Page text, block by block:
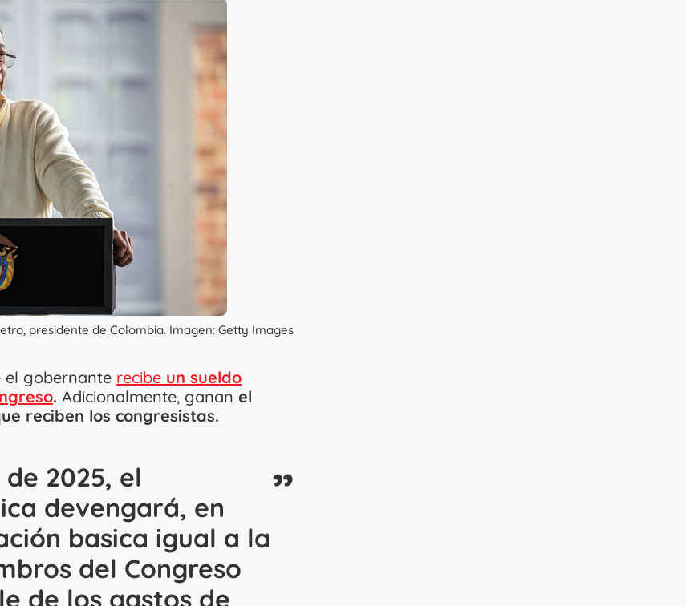
presidente de Colombia. Imagen: Getty Images
el gobernante recibe un sueldo
. Adicionalmente, ganan el
reciben los congresistas.
2025, el
devengará, en
basica igual a la
del Congreso
de los gastos de